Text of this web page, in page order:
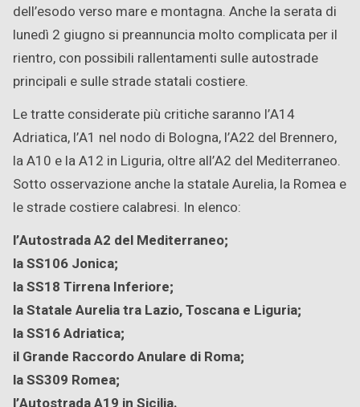
dell’esodo verso mare e montagna. Anche la serata di
lunedì 2 giugno si preannuncia molto complicata per il
rientro, con possibili rallentamenti sulle autostrade
principali e sulle strade statali costiere.
Le tratte considerate più critiche saranno l’A14
Adriatica, l’A1 nel nodo di Bologna, l’A22 del Brennero,
la A10 e la A12 in Liguria, oltre all’A2 del Mediterraneo.
Sotto osservazione anche la statale Aurelia, la Romea e
le strade costiere calabresi. In elenco:
l’Autostrada A2 del Mediterraneo;
la SS106 Jonica;
la SS18 Tirrena Inferiore;
la Statale Aurelia tra Lazio, Toscana e Liguria;
la SS16 Adriatica;
il Grande Raccordo Anulare di Roma;
la SS309 Romea;